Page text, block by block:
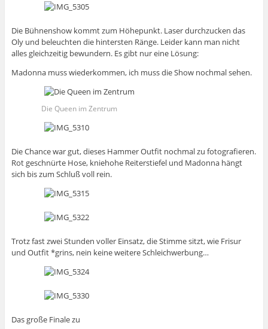
Die Bühnenshow kommt zum Höhepunkt. Laser durchzucken das
Oly und beleuchten die hintersten Ränge. Leider kann man nicht
alles gleichzeitig bewundern. Es gibt nur eine Lösung:
Madonna muss wiederkommen, ich muss die Show nochmal sehen.
Die Queen im Zentrum
Die Chance war gut, dieses Hammer Outfit nochmal zu fotografieren.
Rot geschnürte Hose, kniehohe Reiterstiefel und Madonna hängt
sich bis zum Schluß voll rein.
Trotz fast zwei Stunden voller Einsatz, die Stimme sitzt, wie Frisur
und Outfit *grins, nein keine weitere Schleichwerbung…
Das große Finale zu